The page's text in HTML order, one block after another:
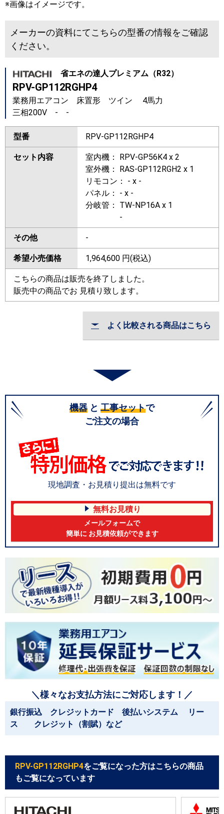
※画像はイメージです。
メーカーの資料にてこちらの型番の情報をご確認
ください。
省エネの達人プレミアム（R32）
RPV-GP112RGHP4
業務用エアコン 床置形 ツイン 4馬力
三相200V - -
型番 RPV-GP112RGHP4
セット内容
室内機： RPV-GP56K4 x 2
室外機： RAS-GP112RGH2 x 1
リモコン： - x -
パネル： - x -
分岐管： TW-NP16A x 1
-
その他 -
希望小売価格 1,964,600 円(税込)
こちらの商品は販売を終了しました。
販売中の商品でお 見積り致します。
よく比較される商品はこちら
機器 と 工事セットで
ご注文の場合
現地調査・お見積り提出は無料です
無料お見積り
メールフォームで
簡単に お見積依頼ができます
＼様々なお支払方法にご対応します！／
銀行振込 クレジットカード 後払いシステム リー
ス クレジット（割賦）など
RPV-GP112RGHP4をご覧になった方はこちらの商品
もご覧になっています